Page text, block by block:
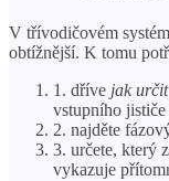
V třívodičovém
obtížnější. K tomu
1. dříve jak
vstupního
2. najděte
3. určete, který
vykazuje